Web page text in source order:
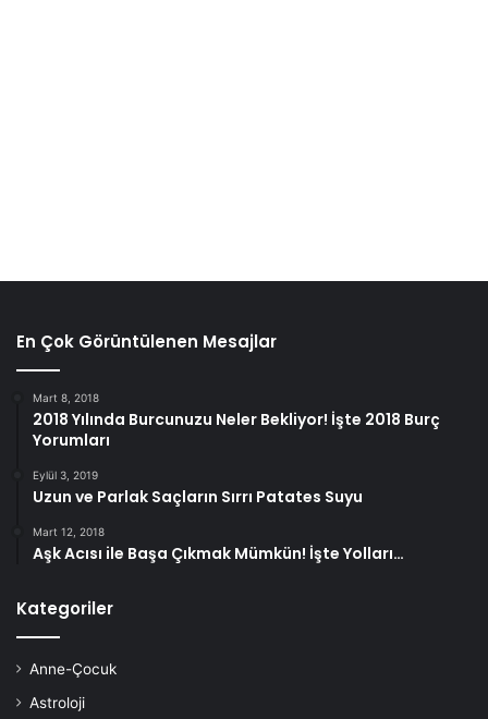
En Çok Görüntülenen Mesajlar
Mart 8, 2018
2018 Yılında Burcunuzu Neler Bekliyor! İşte 2018 Burç
Yorumları
Eylül 3, 2019
Uzun ve Parlak Saçların Sırrı Patates Suyu
Mart 12, 2018
Aşk Acısı ile Başa Çıkmak Mümkün! İşte Yolları…
Kategoriler
Anne-Çocuk
Astroloji